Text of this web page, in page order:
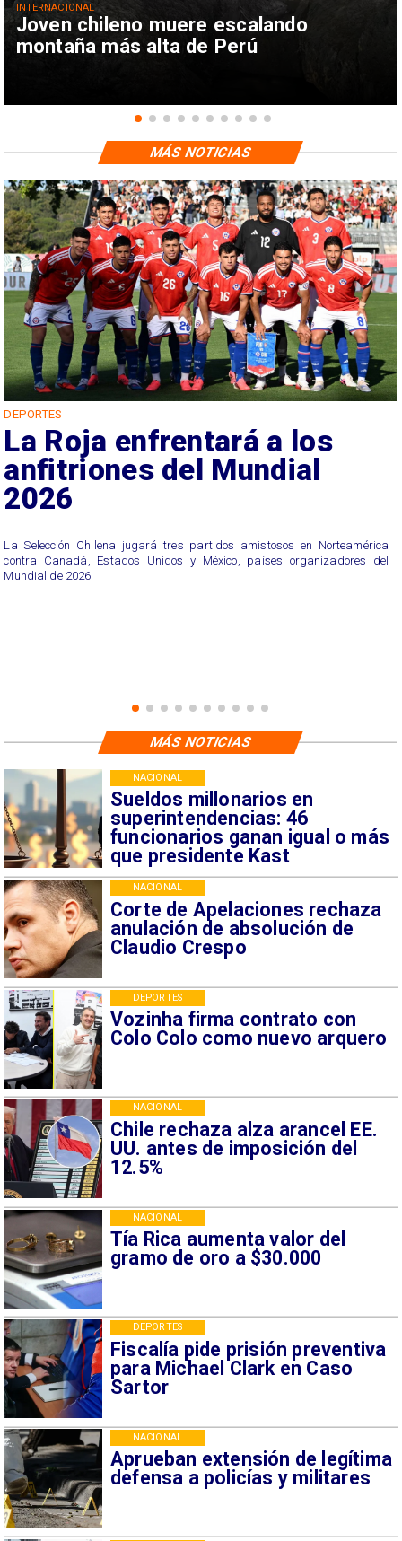
Joven chileno muere escalando
montaña más alta de Perú
INTERNACIONAL
DEPORTES
La Roja enfrentará a los
anfitriones del Mundial
2026
La Selección Chilena jugará tres partidos amistosos en Norteamérica
contra Canadá, Estados Unidos y México, países organizadores del
Mundial de 2026.
MÁS NOTICIAS
Sueldos millonarios en
superintendencias: 46
funcionarios ganan igual o más
que presidente Kast
NACIONAL
Corte de Apelaciones rechaza
anulación de absolución de
Claudio Crespo
NACIONAL
Vozinha firma contrato con
Colo Colo como nuevo arquero
DEPORTES
Chile rechaza alza arancel EE.
UU. antes de imposición del
12.5%
NACIONAL
Tía Rica aumenta valor del
gramo de oro a $30.000
NACIONAL
Fiscalía pide prisión preventiva
para Michael Clark en Caso
Sartor
DEPORTES
Aprueban extensión de legítima
defensa a policías y militares
NACIONAL
MÁS NOTICIAS